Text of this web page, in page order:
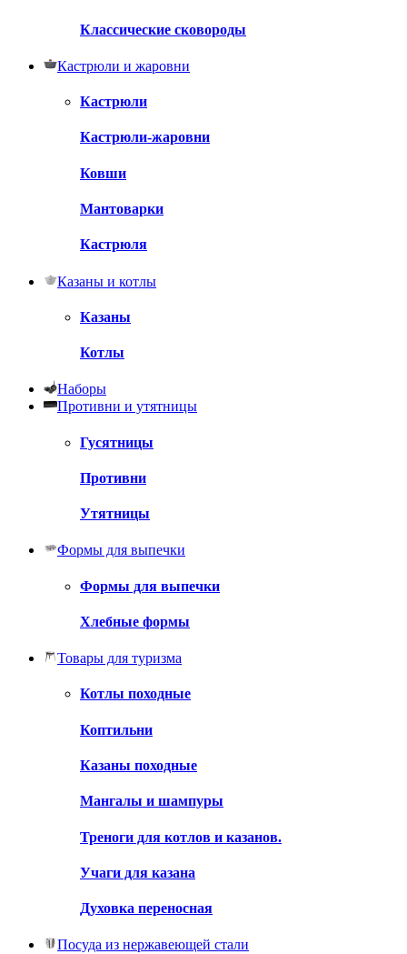
Классические сковороды
Кастрюли и жаровни
Кастрюли
Кастрюли-жаровни
Ковши
Мантоварки
Кастрюля
Казаны и котлы
Казаны
Котлы
Наборы
Противни и утятницы
Гусятницы
Противни
Утятницы
Формы для выпечки
Формы для выпечки
Хлебные формы
Товары для туризма
Котлы походные
Коптильни
Казаны походные
Мангалы и шампуры
Треноги для котлов и казанов.
Учаги для казана
Духовка переносная
Посуда из нержавеющей стали